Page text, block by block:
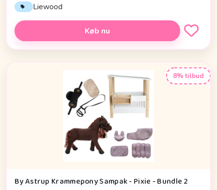
Liewood
Køb nu
8% tilbud
By Astrup Krammepony Sampak - Pixie - Bundle 2